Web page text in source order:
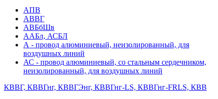
АПВ
АВВГ
АВБбШв
ААБл, АСБЛ
А - провод алюминиевый, неизолированный, для
воздушных линий
АС - провод алюминиевый, со стальным сердечником,
неизолированный, для воздушных линий
КВВГ, КВВГнг, КВВГЭнг, КВВГнг-LS, КВВГнг-FRLS, КВВ